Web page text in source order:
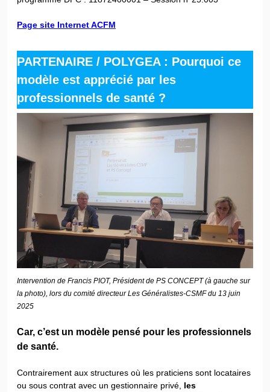
Page site Internet ACFM
PARTENAIRE / POLYGEA : Pourquoi ce
modèle est apprécié par les
professionnels de santé ?
Intervention de Francis PIOT, Président de PS CONCEPT (à gauche sur
la photo), lors du comité directeur Les Généralistes-CSMF du 13 juin
2025
Car, c’est un modèle pensé pour les professionnels
de santé.
Contrairement aux structures où les praticiens sont locataires
ou sous contrat avec un gestionnaire privé, les